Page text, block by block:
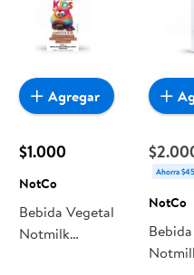
$1.000
NotCo
Bebida Vegetal
Notmilk
Agregar
Ahorra
NotCo